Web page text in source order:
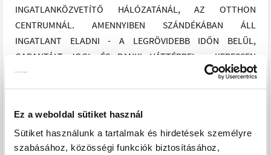
Ez a weboldal sütiket használ
Sütiket használunk a tartalmak és hirdetések személyre
szabásához, közösségi funkciók biztosításához,
INGATLANKÖZVETÍTŐ HÁLÓZATÁNÁL, AZ OTTHON
CENTRUMNÁL. AMENNYIBEN SZÁNDÉKÁBAN ÁLL
INGATLANT ELADNI - A LEGRÖVIDEBB IDŐN BELÜL,
GARANTÁLT JOGI, ÉS BANKI HÁTTÉRREL - KERESSEN
BIZALOMMAL, HOGY EGY HELYSZÍNI FELMÉRÉST KÖVETŐ
INGYENES ÉRTÉKMEGÁLLAPÍTÁS UTÁN, EGYÜTT TUDJUNK
PROJEKT BEMUTATÁSA